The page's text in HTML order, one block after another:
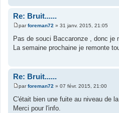
Re: Bruit......
M
e
s
s
parforeman72 » 31 janv. 2015, 21:05
Pas de souci Baccaronze , donc je
La semaine prochaine je remonte
Re: Bruit......
M
e
s
s
parforeman72 » 07 févr. 2015, 21:00
C'était bien une fuite au niveau de
Merci pour l'info.